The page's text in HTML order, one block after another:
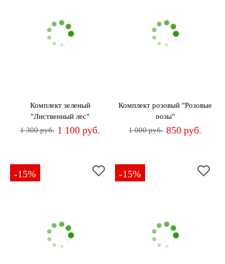
Комплект зеленый
"Лиственный лес"
1 300 руб. 1 100 руб.
Комплект розовый "Розовые
розы"
1 000 руб. 850 руб.
-15% -15%